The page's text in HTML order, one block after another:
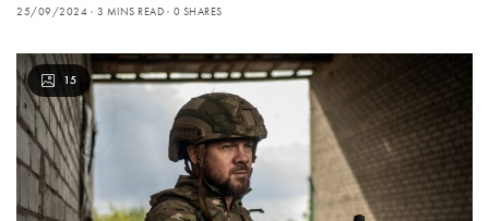
25/09/2024 3 MINS READ 0 SHARES
15